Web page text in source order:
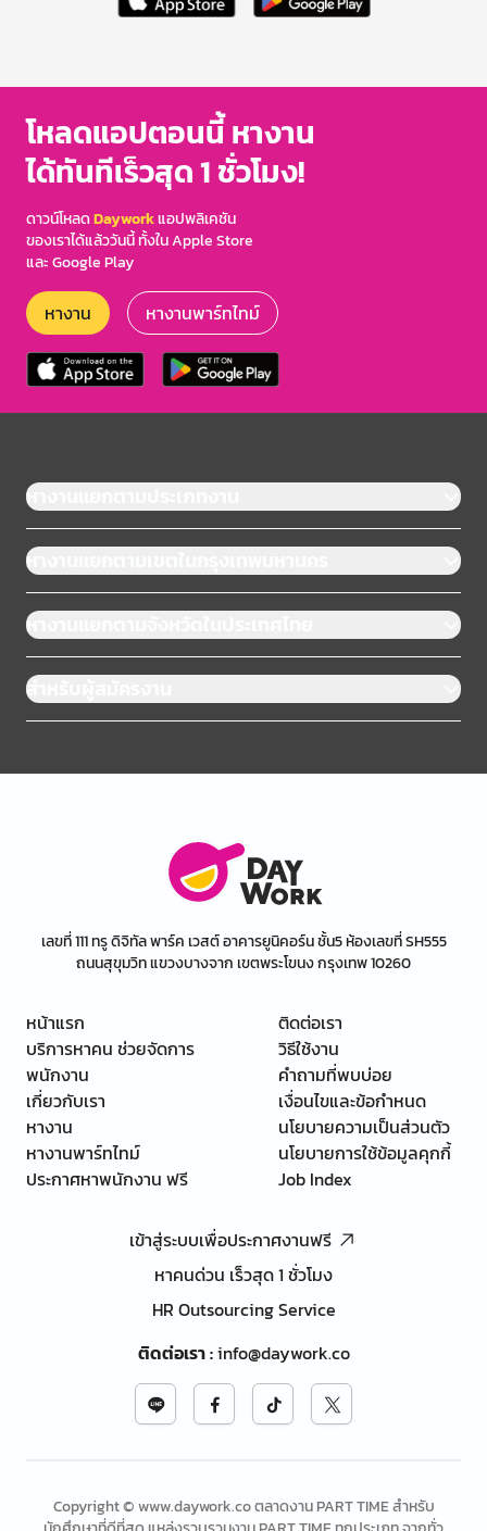
โหลดแอปตอนนี้ หางาน
ได้ทันทีเร็วสุด 1 ชั่วโมง!
ดาวน์โหลดDayworkแอปพลิเคชัน
ของเราได้แล้ววันนี้ ทั้งใน Apple Store
และ Google Play
หางาน หางานพาร์ทไทม์
หางานแยกตามประเภทงาน
หางานแยกตามเขตในกรุงเทพมหานคร
หางานแยกตามจังหวัดในประเทศไทย
สำหรับผู้สมัครงาน
เลขที่ 111 ทรู ดิจิทัล พาร์ค เวสต์ อาคารยูนิคอร์น ชั้น5 ห้องเลขที่ SH555
ถนนสุขุมวิท แขวงบางจาก เขตพระโขนง กรุงเทพ 10260
หน้าแรก
บริการหาคน ช่วยจัดการ
พนักงาน
เกี่ยวกับเรา
หางาน
หางานพาร์ทไทม์
ประกาศหาพนักงาน ฟรี
ติดต่อเรา
วิธีใช้งาน
คำถามที่พบบ่อย
เงื่อนไขและข้อกำหนด
นโยบายความเป็นส่วนตัว
นโยบายการใช้ข้อมูลคุกกี้
Job Index
เข้าสู่ระบบเพื่อประกาศงานฟรี
หาคนด่วน เร็วสุด 1 ชั่วโมง
HR Outsourcing Service
ติดต่อเรา:info@daywork.co
Copyright © www.daywork.co ตลาดงาน PART TIME สำหรับ